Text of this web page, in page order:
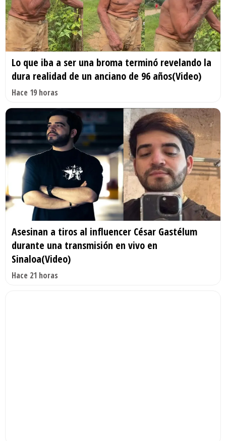
Lo que iba a ser una broma terminó revelando la
dura realidad de un anciano de 96 años(Video)
Hace 19 horas
Asesinan a tiros al influencer César Gastélum
durante una transmisión en vivo en
Sinaloa(Video)
Hace 21 horas